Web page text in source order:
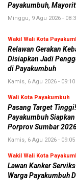
Payakumbuh,
Minggu, 9 Agu 2026 -
Wakil Wali Kota
Relawan Gerakan
Disiapkan Jadi
di Payakumbuh
Kamis, 6 Agu 2026 - 09:10
Wali Kota Payakumbuh
Pasang Target
Payakumbuh
Porprov Sumbar 2026
Kamis, 6 Agu 2026 - 09:05
Wakil Wali Kota
Lawan Kanker
Warga Payakumbuh